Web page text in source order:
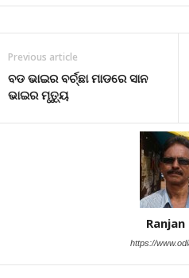
Previous article
ବଡ ଭାଇର ବର୍ଚ୍ଛା ମାଡରେ ସାନ
ଭାଇର ମୃତ୍ୟୁ
Ranjan
https://